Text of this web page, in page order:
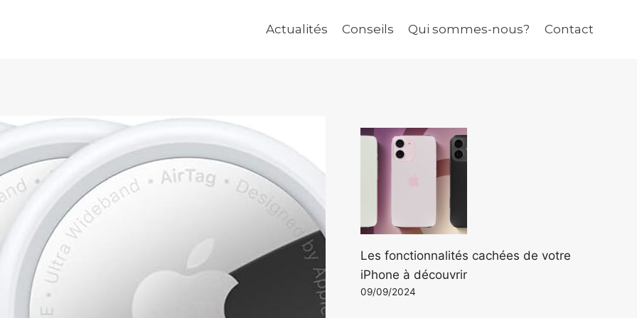
Actualités Conseils Qui sommes-nous? Contact
Les fonctionnalités cachées de votre
iPhone à découvrir
09/09/2024